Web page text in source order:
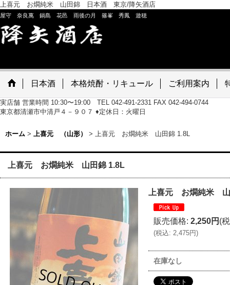
上喜元 お燗純米 山田錦 日本酒 東京/降矢酒店
屋守 奈良萬 鍋島 花邑 雨後の月 篠峯 秀鳳 遊穂
日本酒 本格焼酎・リキュール ご利用案内
実店舗 営業時間 10:30〜19:00 TEL 042-491-2331 FAX 042-494-0744
東京都清瀬市中清戸４－９０７ ♦定休日：火曜日
ホーム > 上喜元 （山形） > 上喜元 お燗純米 山田錦 1.8L
上喜元 お燗純米 山田錦 1.8L
上喜元 お燗純米
販売価格: 2,250円 (
(税込: 2,475円)
在庫なし